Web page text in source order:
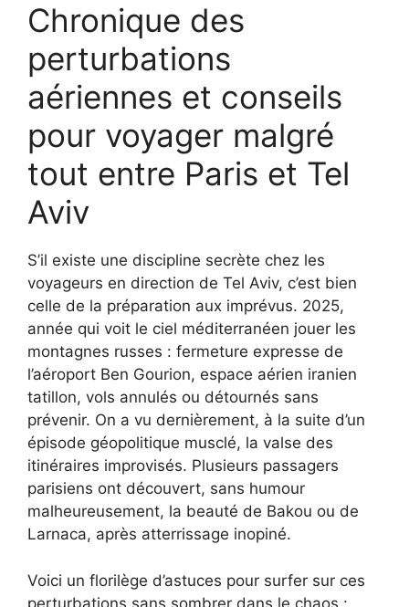
Chronique des
perturbations
aériennes et conseils
pour voyager malgré
tout entre Paris et Tel
Aviv
S’il existe une discipline secrète chez les
voyageurs en direction de Tel Aviv, c’est bien
celle de la préparation aux imprévus. 2025,
année qui voit le ciel méditerranéen jouer les
montagnes russes : fermeture expresse de
l’aéroport Ben Gourion, espace aérien iranien
tatillon, vols annulés ou détournés sans
prévenir. On a vu dernièrement, à la suite d’un
épisode géopolitique musclé, la valse des
itinéraires improvisés. Plusieurs passagers
parisiens ont découvert, sans humour
malheureusement, la beauté de Bakou ou de
Larnaca, après atterrissage inopiné.
Voici un florilège d’astuces pour surfer sur ces
perturbations sans sombrer dans le chaos :